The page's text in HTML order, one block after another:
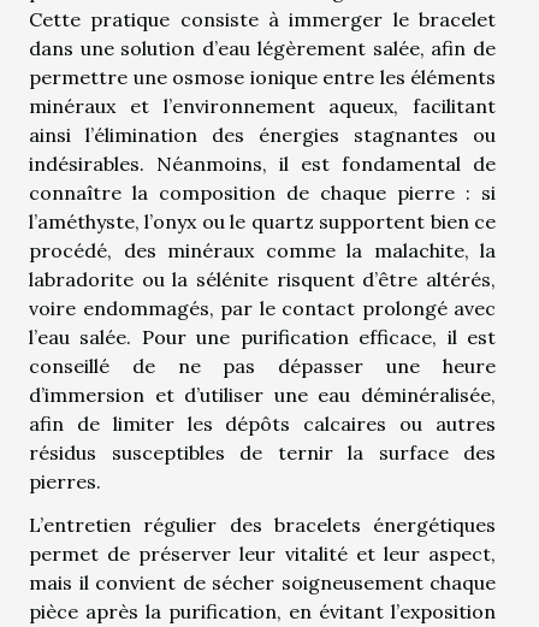
Cette pratique consiste à immerger le bracelet
dans une solution d’eau légèrement salée, afin de
permettre une osmose ionique entre les éléments
minéraux et l’environnement aqueux, facilitant
ainsi l’élimination des énergies stagnantes ou
indésirables. Néanmoins, il est fondamental de
connaître la composition de chaque pierre : si
l’améthyste, l’onyx ou le quartz supportent bien ce
procédé, des minéraux comme la malachite, la
labradorite ou la sélénite risquent d’être altérés,
voire endommagés, par le contact prolongé avec
l’eau salée. Pour une purification efficace, il est
conseillé de ne pas dépasser une heure
d’immersion et d’utiliser une eau déminéralisée,
afin de limiter les dépôts calcaires ou autres
résidus susceptibles de ternir la surface des
pierres.
L’entretien régulier des bracelets énergétiques
permet de préserver leur vitalité et leur aspect,
mais il convient de sécher soigneusement chaque
pièce après la purification, en évitant l’exposition